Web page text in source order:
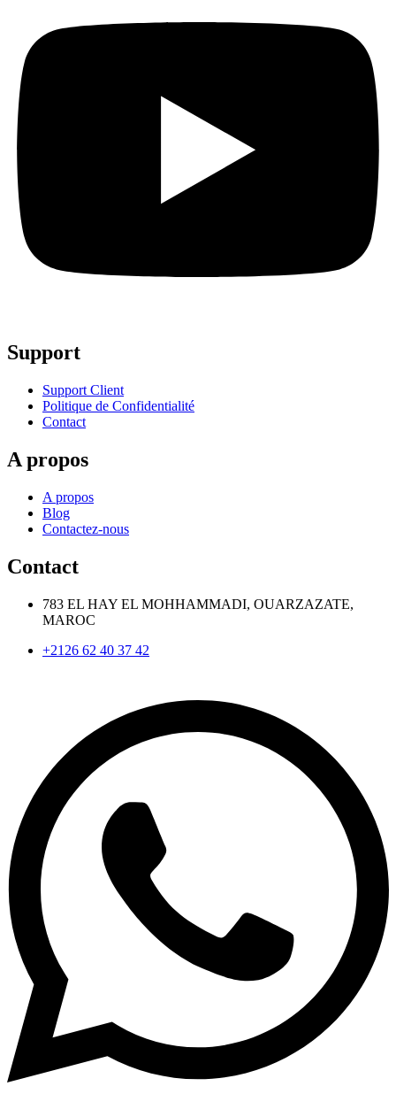
Support
Support Client
Politique de Confidentialité
Contact
A propos
A propos
Blog
Contactez-nous
Contact
783 EL HAY EL MOHHAMMADI, OUARZAZATE,
MAROC
+2126 62 40 37 42